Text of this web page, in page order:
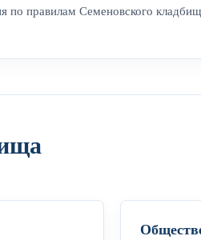
по правилам Семеновского